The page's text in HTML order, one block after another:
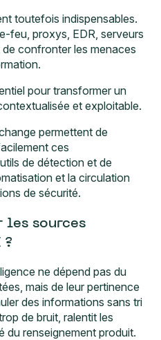
toutefois indispensables.
feu, proxys, EDR, serveurs
confronter les menaces
pour transformer un
et exploitable.
permettent de
ces
de détection et de
et la circulation
de sécurité.
les sources
?
ne dépend pas du
mais de leur pertinence
des informations sans tri
de bruit, ralentit les
du renseignement produit.